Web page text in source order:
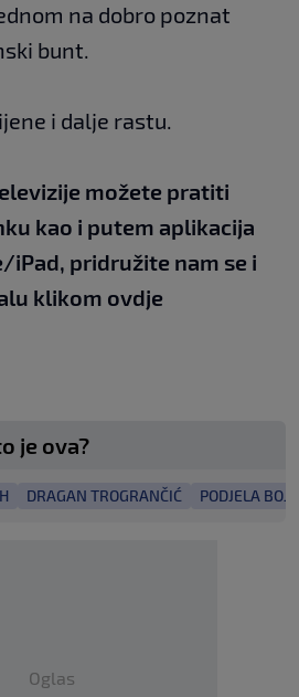
na dobro poznat
bunt.
i dalje rastu.
možete pratiti
kao i putem aplikacija
iPad, pridružite nam se i
klikom ovdje
je ova?
DRAGAN TROGRANČIĆ PODJELA
Oglas